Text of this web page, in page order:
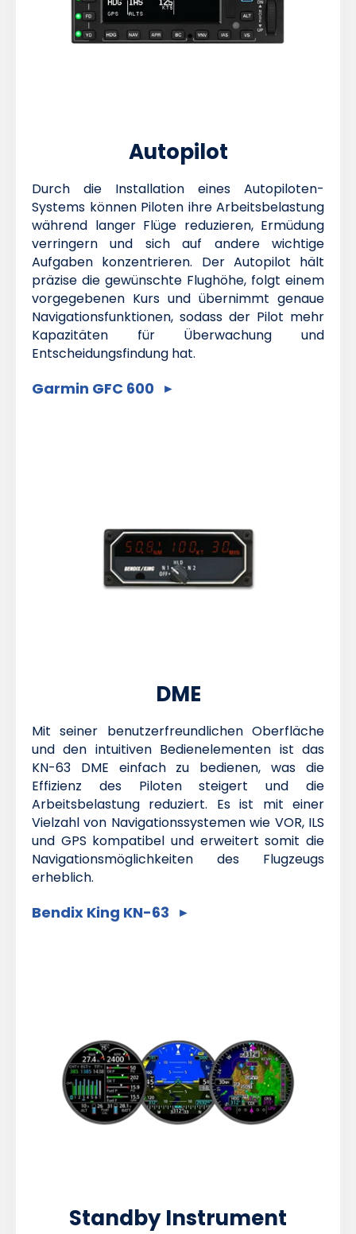
Autopilot
Durch die Installation eines Autopiloten-
Systems können Piloten ihre Arbeitsbelastung
während langer Flüge reduzieren, Ermüdung
verringern und sich auf andere wichtige
Aufgaben konzentrieren. Der Autopilot hält
präzise die gewünschte Flughöhe, folgt einem
vorgegebenen Kurs und übernimmt genaue
Navigationsfunktionen, sodass der Pilot mehr
Kapazitäten für Überwachung und
Entscheidungsfindung hat.
Garmin GFC 600
DME
Mit seiner benutzerfreundlichen Oberfläche
und den intuitiven Bedienelementen ist das
KN-63 DME einfach zu bedienen, was die
Effizienz des Piloten steigert und die
Arbeitsbelastung reduziert. Es ist mit einer
Vielzahl von Navigationssystemen wie VOR, ILS
und GPS kompatibel und erweitert somit die
Navigationsmöglichkeiten des Flugzeugs
erheblich.
Bendix King KN-63
Standby Instrument